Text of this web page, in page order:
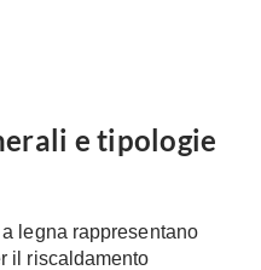
Deumidificatori
e tipologie
legna rappresentano
il riscaldamento